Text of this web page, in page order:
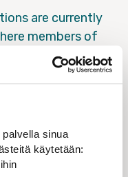
sinua
käytetään:
are currently
members of
work. Now is
membership
all members. It
contact details,
in the union’s